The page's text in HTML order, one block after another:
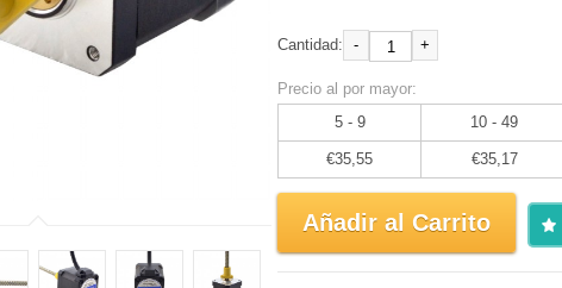
Cantidad: - +
Precio al por mayor:
5 - 9
10 - 49
€35,55 €35,17
Añadir al Carrito